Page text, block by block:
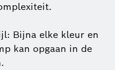
Bijna elke kleur en
kan opgaan in de